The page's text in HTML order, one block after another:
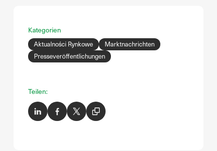
Kategorien
Aktualności Rynkowe
Marktnachrichten
Presseveröffentlichungen
Teilen: